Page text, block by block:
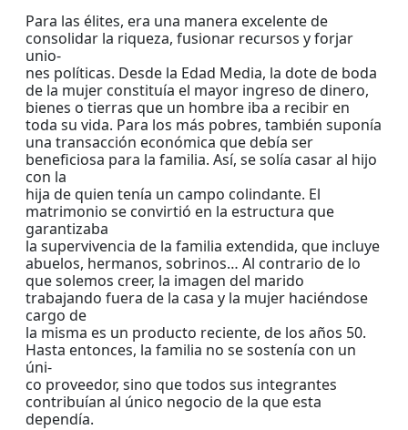
Para las élites, era una manera excelente de
consolidar la riqueza, fusionar recursos y forjar
unio-
nes políticas. Desde la Edad Media, la dote de boda
de la mujer constituía el mayor ingreso de dinero,
bienes o tierras que un hombre iba a recibir en
toda su vida. Para los más pobres, también suponía
una transacción económica que debía ser
beneficiosa para la familia. Así, se solía casar al hijo
con la
hija de quien tenía un campo colindante. El
matrimonio se convirtió en la estructura que
garantizaba
la supervivencia de la familia extendida, que incluye
abuelos, hermanos, sobrinos… Al contrario de lo
que solemos creer, la imagen del marido
trabajando fuera de la casa y la mujer haciéndose
cargo de
la misma es un producto reciente, de los años 50.
Hasta entonces, la familia no se sostenía con un
úni-
co proveedor, sino que todos sus integrantes
contribuían al único negocio de la que esta
dependía.